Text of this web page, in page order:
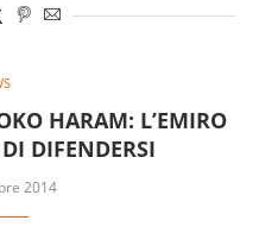
HARAM: L’EMIRO
DIFENDERSI
2014